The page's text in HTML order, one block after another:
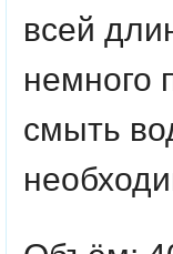
всей
немного
смыть